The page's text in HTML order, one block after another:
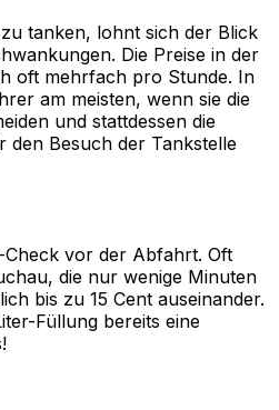
tanken, lohnt sich der Blick
Die Preise in der
oft mehrfach pro Stunde. In
am meisten, wenn sie die
und stattdessen die
den Besuch der Tankstelle
vor der Abfahrt. Oft
, die nur wenige Minuten
bis zu 15 Cent auseinander.
Füllung bereits eine